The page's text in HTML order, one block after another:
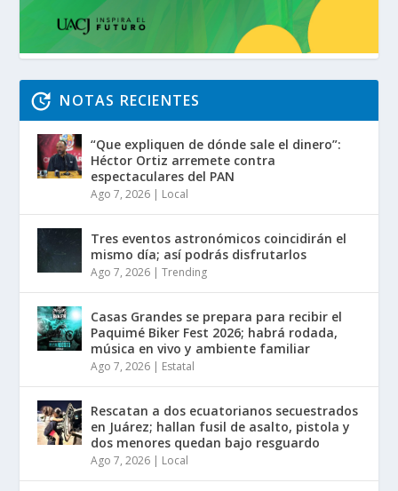
NOTAS RECIENTES
“Que expliquen de dónde sale el dinero”:
Héctor Ortiz arremete contra
espectaculares del PAN
Ago 7, 2026 | Local
Tres eventos astronómicos coincidirán el
mismo día; así podrás disfrutarlos
Ago 7, 2026 |Trending
Casas Grandes se prepara para recibir el
Paquimé Biker Fest 2026; habrá rodada,
música en vivo y ambiente familiar
Ago 7, 2026 | Estatal
Rescatan a dos ecuatorianos secuestrados
en Juárez; hallan fusil de asalto, pistola y
dos menores quedan bajo resguardo
Ago 7, 2026 | Local